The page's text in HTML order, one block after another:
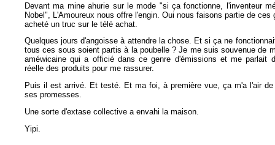
Devant ma mine ahurie sur le mode "si ça fonctionne, l'inventeur
Nobel", L'Amoureux nous offre l'engin. Oui nous faisons partie de ces
acheté un truc sur le télé achat.
Quelques jours d'angoisse à attendre la chose. Et si ça ne
tous ces sous soient partis à la poubelle ? Je me suis souvenue de
améwicaine qui a officié dans ce genre d'émissions et me parlait
réelle des produits pour me rassurer.
Puis il est arrivé. Et testé. Et ma foi, à première vue, ça m'a l'air
ses promesses.
Une sorte d'extase collective a envahi la maison.
Yipi.